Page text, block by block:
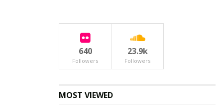
640
Followers
23.9k
Followers
MOST VIEWED